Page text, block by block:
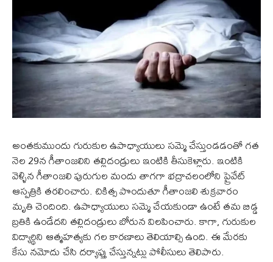
అంతకుముందు గురుకుల ఉపాధ్యాయులు సమ్మె చేస్తుండడంతో గత
నెల 29న గీతాంజలిని తల్లిదండ్రులు ఇంటికి తీసుకెళ్లారు. ఇంటికి
వెళ్ళిన గీతాంజలి పురుగుల మందు తాగగా భద్రాచలంలోని ప్రైవేట్
ఆస్పత్రికి తరలించారు. చికిత్స పొందుతూ గీతాంజలి శుక్రవారం
మృతి చెందింది. ఉపాధ్యాయులు సమ్మె చేయకుండా ఉంటే తమ బిడ్డ
బ్రతికి ఉండేదని తల్లిదండ్రులు బోరున విలపించారు. కాగా, గురుకుల
విద్యార్థిని ఆత్మహత్యకు గల కారణాలు తెలియాల్సి ఉంది. ఈ మేరకు
కేసు నమోదు చేసి దర్యాప్తు చేస్తున్నట్లు పోలీసులు తెలిపారు.